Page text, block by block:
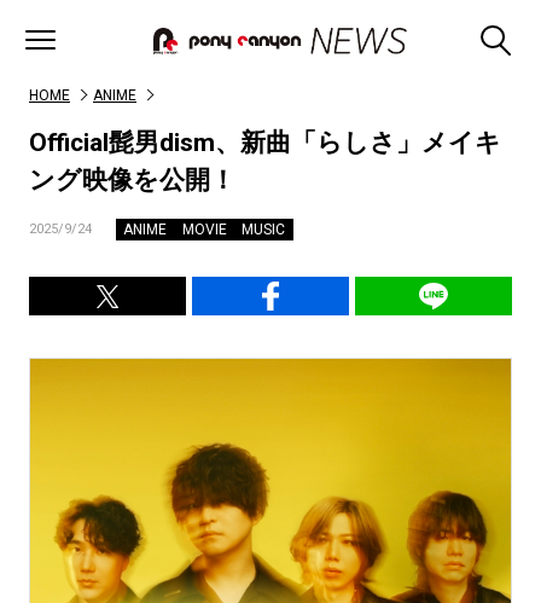
HOME ANIME
Official髭男dism、新曲「らしさ」メイキ
ング映像を公開！
2025/9/24 ANIME MOVIE MUSIC